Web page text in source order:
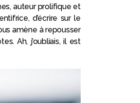
auteur prolifique et
d’écrire sur le
amène à repousser
Ah, j’oubliais, il est